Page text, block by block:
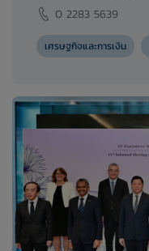
0 2283 5639
เศรษฐกิจและการเงิน